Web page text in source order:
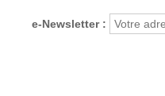
e-Newsletter :